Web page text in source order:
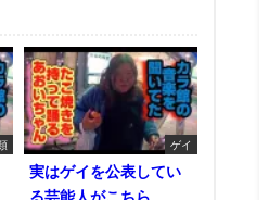
ゲイ
実はゲイを公表してい
る芸能人がこちら...